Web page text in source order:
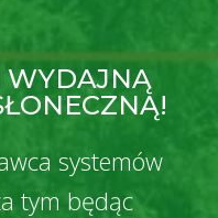
WYDAJNĄ
systemów
tym będąc